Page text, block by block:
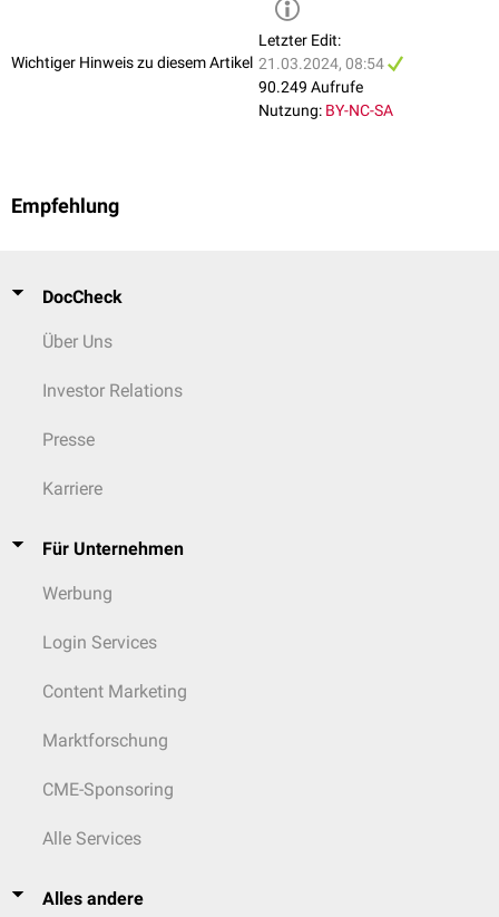
Wichtiger Hinweis zu diesem Artikel
Letzter Edit:
21.03.2024, 08:54
90.249 Aufrufe
Nutzung: BY-NC-SA
Empfehlung
DocCheck
Über Uns
Investor Relations
Presse
Karriere
Für Unternehmen
Werbung
Login Services
Content Marketing
Marktforschung
CME-Sponsoring
Alle Services
Alles andere